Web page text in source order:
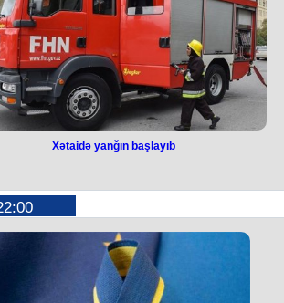
Nazirliyinin (FHN) “112” qaynar telefon xəttinə Bakı
M.Hadi küçəsində yanğın olması barədə
Mühafizə Xidmətinin yanğından mühafizə bölmələri
üzrə cəlb olunub.
Xətaidə yanğın başlayıb